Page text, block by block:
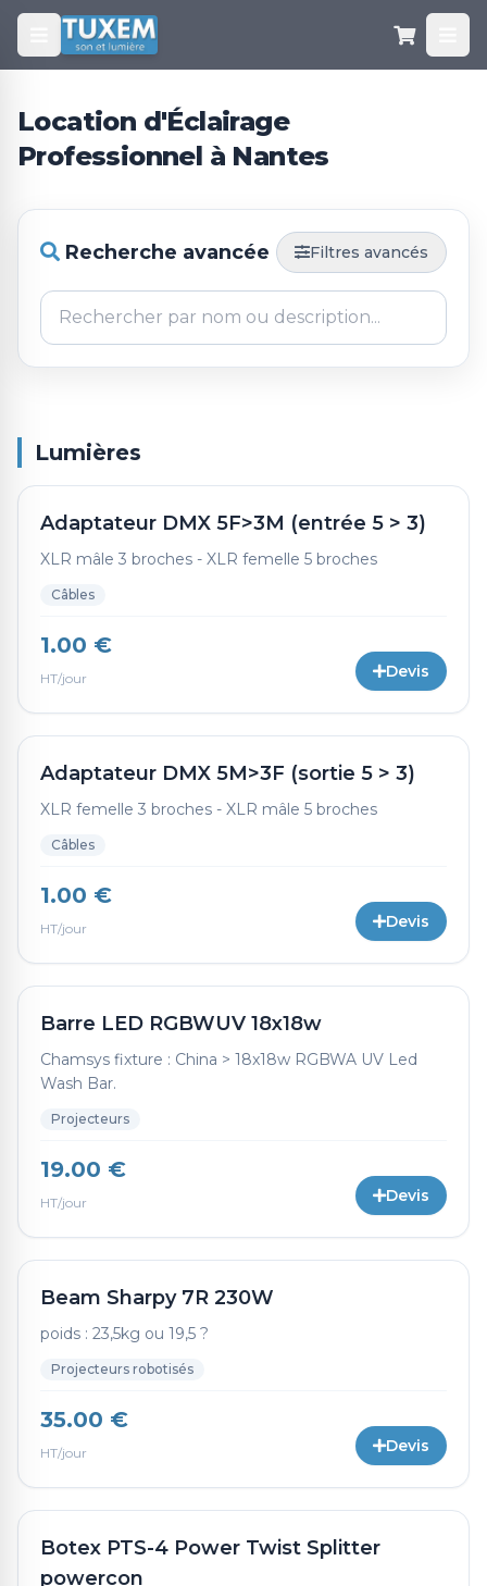
Location d'Éclairage
Professionnel à Nantes
Recherche avancée Filtres avancés
Lumières
Adaptateur DMX 5F>3M (entrée 5 > 3)
XLR mâle 3 broches - XLR femelle 5 broches
Câbles
1.00 €
HT/jour Devis
Adaptateur DMX 5M>3F (sortie 5 > 3)
XLR femelle 3 broches - XLR mâle 5 broches
Câbles
1.00 €
HT/jour Devis
Barre LED RGBWUV 18x18w
Chamsys fixture : China > 18x18w RGBWA UV Led
Wash Bar.
Projecteurs
19.00 €
HT/jour Devis
Beam Sharpy 7R 230W
poids : 23,5kg ou 19,5 ?
Projecteurs robotisés
35.00 €
HT/jour Devis
Botex PTS-4 Power Twist Splitter
powercon